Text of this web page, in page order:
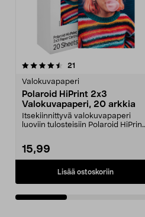
21
Valokuvapaperi
Polaroid HiPrint 2x3
Valokuvapaperi, 20 arkkia
Itsekiinnittyvä valokuvapaperi
luoviin tulosteisiin Polaroid HiPrint
15,99
Lisää ostoskoriin
5.0 viidestä